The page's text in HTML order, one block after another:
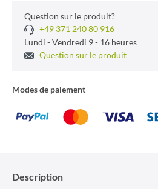
Question sur le produit?
+49 371 240 80 916
Lundi - Vendredi 9 - 16 heures
Question sur le produit
Modes de paiement
Description